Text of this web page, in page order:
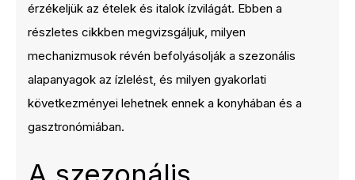
érzékeljük az ételek és italok ízvilágát. Ebben a
részletes cikkben megvizsgáljuk, milyen
mechanizmusok révén befolyásolják a szezonális
alapanyagok az ízlelést, és milyen gyakorlati
következményei lehetnek ennek a konyhában és a
gasztronómiában.
A szezonális